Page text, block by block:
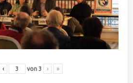
‹ von 3 › »